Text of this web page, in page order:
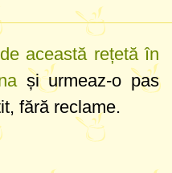
această rețetă în
și urmeaz-o pas
fără reclame.